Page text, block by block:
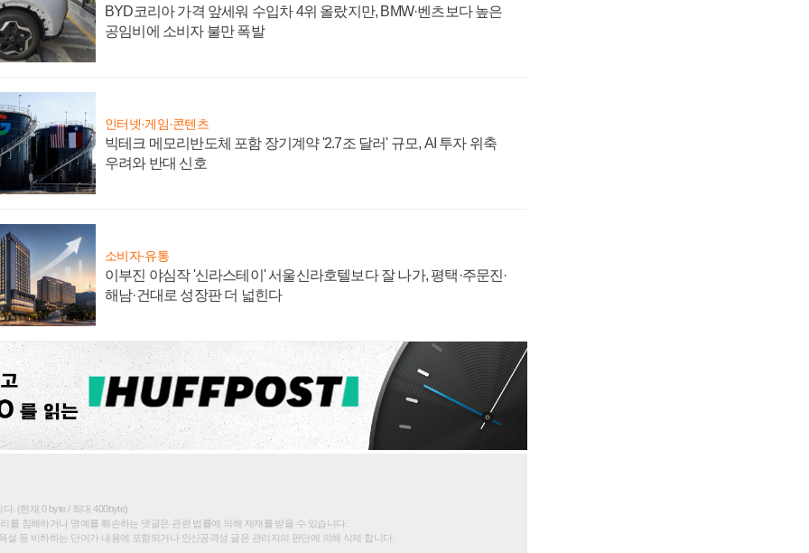
BYD코리아 가격 앞세워 수입차 4위 올랐지만, BMW·벤츠보다 높은
공임비에 소비자 불만 폭발
인터넷·게임·콘텐츠
빅테크 메모리반도체 포함 장기계약 '2.7조 달러' 규모, AI 투자 위축
우려와 반대 신호
소비자·유통
이부진 야심작 '신라스테이' 서울신라호텔보다 잘 나가, 평택·주문진·
해남·건대로 성장판 더 넓힌다
. (현재 0 byte / 최대 400byte)
를 침해하거나 명예를 훼손하는 댓글은 관련 법률에 의해 제재를 받을 수 있습니다.
설 등 비하하는 단어가 내용에 포함되거나 인신공격성 글은 관리자의 판단에 의해 삭제 합니다.